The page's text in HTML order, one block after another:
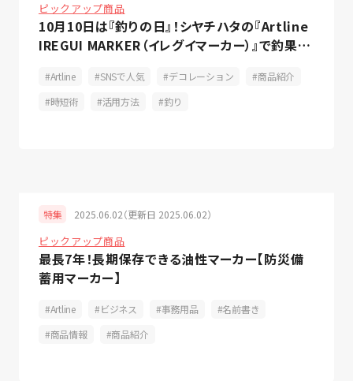
ピックアップ商品
10月10日は『釣りの日』！シヤチハタの『Artline
IREGUI MARKER（イレグイマーカー）』で釣果を
Artline SNSで人気 デコレーション
商品紹介
時短術
活用方法 釣り
特集 2025.06.02（更新日 2025.06.02）
ピックアップ商品
最長7年！長期保存できる油性マーカー【防災備
蓄用マーカー】
Artline ビジネス 事務用品
名前書き
商品情報
商品紹介